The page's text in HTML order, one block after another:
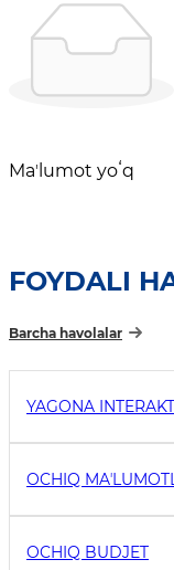
Maʼlumot yoʻq
FOYDALI
Barcha havolalar
YAGONA
OCHIQ
OCHIQ BUDJET